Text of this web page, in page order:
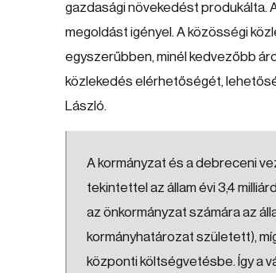
gazdasági növekedést produkálta.
megoldást igényel. A közösségi
egyszerűbben, minél kedvezőbb
közlekedés elérhetőségét,
László.
A kormányzat és a debreceni
tekintettel az állam évi 3,4
az önkormányzat számára az
kormányhatározat született),
központi költségvetésbe. Így a